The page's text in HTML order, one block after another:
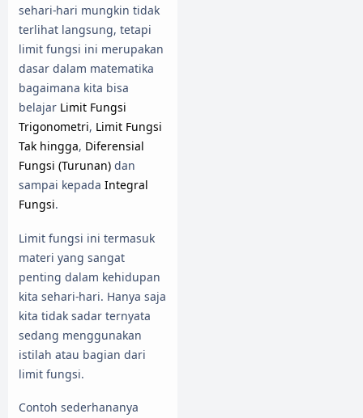
sehari-hari mungkin tidak
terlihat langsung, tetapi
limit fungsi ini merupakan
dasar dalam matematika
bagaimana kita bisa
belajar Limit Fungsi
Trigonometri, Limit Fungsi
Tak hingga, Diferensial
Fungsi (Turunan) dan
sampai kepada Integral
Fungsi.
Limit fungsi ini termasuk
materi yang sangat
penting dalam kehidupan
kita sehari-hari. Hanya saja
kita tidak sadar ternyata
sedang menggunakan
istilah atau bagian dari
limit fungsi.
Contoh sederhananya